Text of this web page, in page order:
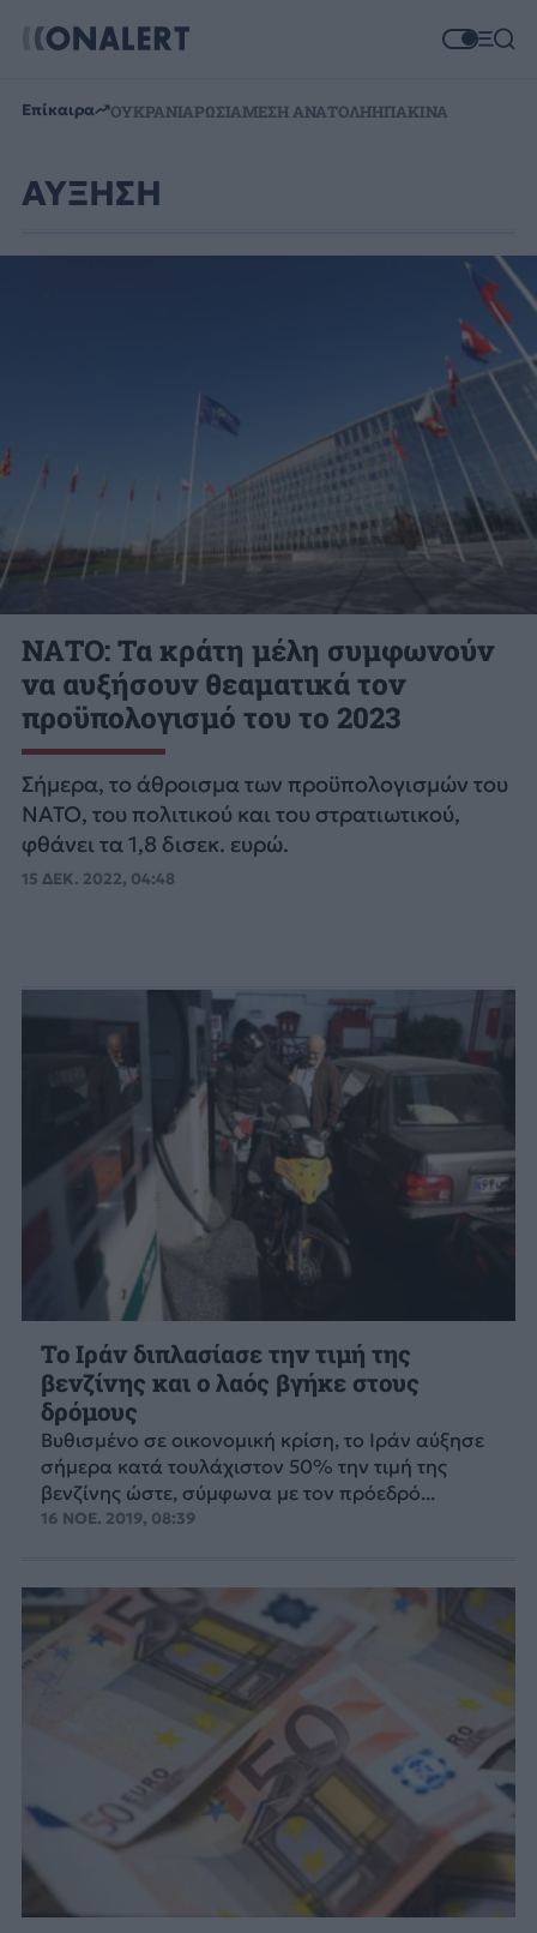
Επίκαιρα ΟΥΚΡΑΝΙΑΡΩΣΙΑΜΕΣΗ ΑΝΑΤΟΛΗΗΠΑΚΙΝΑ
ΑΥΞΗΣΗ
ΝΑΤΟ: Τα κράτη μέλη συμφωνούν
να αυξήσουν θεαματικά τον
προϋπολογισμό του το 2023
Σήμερα, το άθροισμα των προϋπολογισμών του
NATO, του πολιτικού και του στρατιωτικού,
φθάνει τα 1,8 δισεκ. ευρώ.
15 ΔΕΚ. 2022, 04:48
Το Ιράν διπλασίασε την τιμή της
βενζίνης και ο λαός βγήκε στους
δρόμους
Βυθισμένο σε οικονομική κρίση, το Ιράν αύξησε
σήμερα κατά τουλάχιστον 50% την τιμή της
βενζίνης ώστε, σύμφωνα με τον πρόεδρό...
16 ΝΟΕ. 2019, 08:39